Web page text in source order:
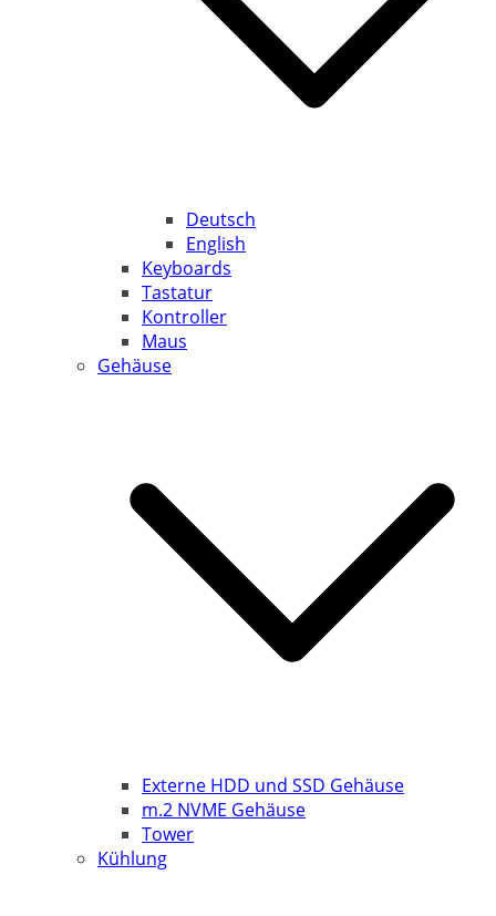
Deutsch
English
Keyboards
Tastatur
Kontroller
Maus
Gehäuse
Externe HDD und SSD Gehäuse
m.2 NVME Gehäuse
Tower
Kühlung